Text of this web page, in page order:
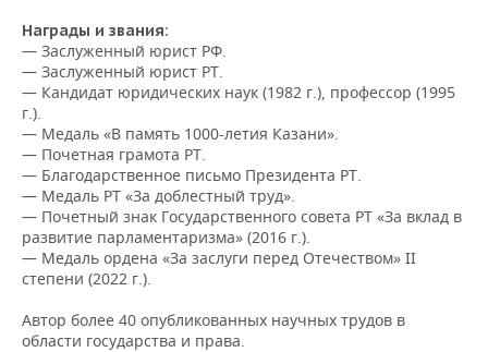
Награды и звания:
— Заслуженный юрист РФ.
— Заслуженный юрист РТ.
— Кандидат юридических наук (1982 г.), профессор (1995
г.).
— Медаль «В память 1000-летия Казани».
— Почетная грамота РТ.
— Благодарственное письмо Президента РТ.
— Медаль РТ «За доблестный труд».
— Почетный знак Государственного совета РТ «За вклад в
развитие парламентаризма» (2016 г.).
— Медаль ордена «За заслуги перед Отечеством» II
степени (2022 г.).
Автор более 40 опубликованных научных трудов в
области государства и права.